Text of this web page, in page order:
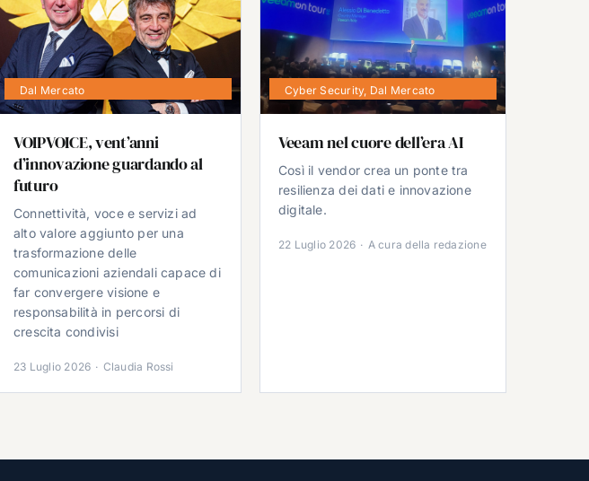
Dal Mercato
VOIPVOICE, vent’anni
d’innovazione guardando al
futuro
Connettività, voce e servizi ad
alto valore aggiunto per una
trasformazione delle
comunicazioni aziendali capace di
far convergere visione e
responsabilità in percorsi di
crescita condivisi
23 Luglio 2026 · Claudia Rossi
Cyber Security, Dal Mercato
Veeam nel cuore dell’era AI
Così il vendor crea un ponte tra
resilienza dei dati e innovazione
digitale.
22 Luglio 2026 · A cura della redazione